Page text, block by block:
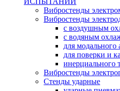
Вибростенды
Вибростенды
с воздушным
с водяным
для модального
для поверки и
инерциального
Вибростенды
Стенды ударные